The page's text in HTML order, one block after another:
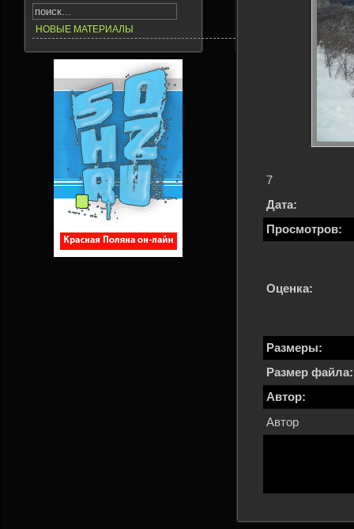
НОВЫЕ МАТЕРИАЛЫ
7
Дата:
Просмотров:
Оценка:
Размеры:
Размер файла:
Автор:
Автор